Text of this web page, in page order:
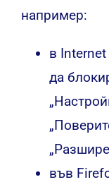
например:
в
да
във